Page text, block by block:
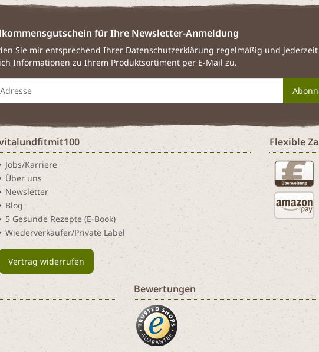
Jobs/Karriere
Über uns
Newsletter
Blog
5 Gesunde Rezepte (E-Book)
Wiederverkäufer/Private Label
Vertrag widerrufen
Flexible
Bewertungen
für Ihre Newsletter-Anmeldung
Sie mir entsprechend Ihrer Datenschutzerklärung regelmäßig und jederzeit
Informationen zu Ihrem Produktsortiment per E-Mail zu.